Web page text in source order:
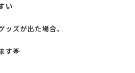
い
ズが出た場合、
す🌟